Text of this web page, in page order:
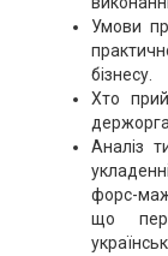
Умови
бізнесу.
Хто
Аналіз
форс-
що